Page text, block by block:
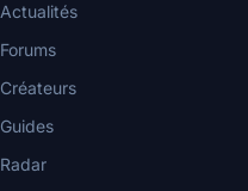
Actualités
Forums
Créateurs
Guides
Radar